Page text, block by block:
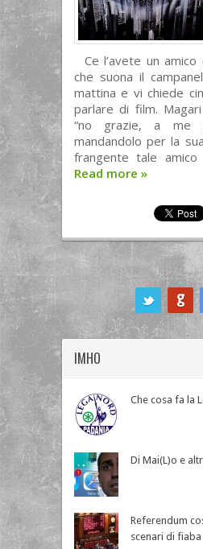
Ce l’avete un amico
che suona il
mattina e vi chiede
parlare di film.
“no grazie, a me
mandandolo per la
frangente tale
Read more »
IMHO
Che cosa fa la
Di Mai(L)o e
Referendum
scenari di fiaba